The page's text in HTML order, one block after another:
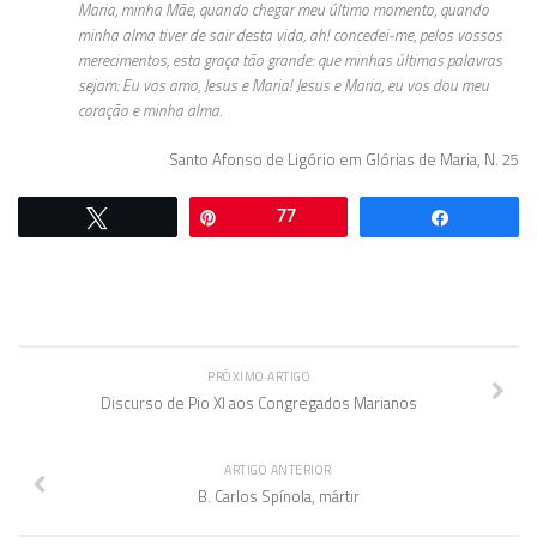
Maria, minha Mãe, quando chegar meu último momento, quando
minha alma tiver de sair desta vida, ah! concedei-me, pelos vossos
merecimentos, esta graça tão grande: que minhas últimas palavras
sejam: Eu vos amo, Jesus e Maria! Jesus e Maria, eu vos dou meu
coração e minha alma.
Santo Afonso de Ligório em Glórias de Maria, N. 25
77
PRÓXIMO ARTIGO
Discurso de Pio XI aos Congregados Marianos
ARTIGO ANTERIOR
B. Carlos Spínola, mártir